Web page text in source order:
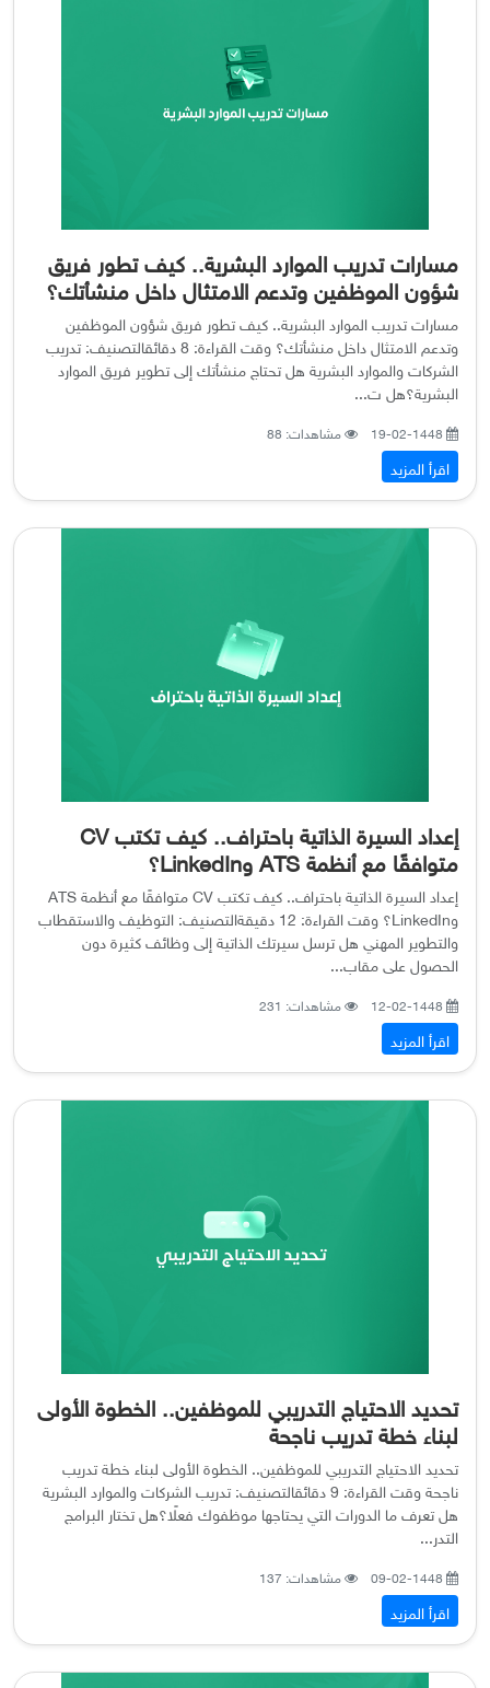
مسارات تدريب الموارد البشرية.. كيف تطور فريق
شؤون الموظفين وتدعم الامتثال داخل منشأتك؟
مسارات تدريب الموارد البشرية.. كيف تطور فريق شؤون الموظفين
وتدعم الامتثال داخل منشأتك؟ وقت القراءة: 8 دقائقالتصنيف: تدريب
الشركات والموارد البشرية هل تحتاج منشأتك إلى تطوير فريق الموارد
البشرية؟هل ت...
مشاهدات: 88
اقرأ المزيد
إعداد السيرة الذاتية باحتراف.. كيف تكتب CV
متوافقًا مع أنظمة ATS وLinkedIn؟
إعداد السيرة الذاتية باحتراف.. كيف تكتب CV متوافقًا مع أنظمة ATS
وLinkedIn؟ وقت القراءة: 12 دقيقةالتصنيف: التوظيف والاستقطاب
والتطوير المهني هل ترسل سيرتك الذاتية إلى وظائف كثيرة دون
الحصول على مقاب...
مشاهدات: 231
اقرأ المزيد
تحديد الاحتياج التدريبي للموظفين.. الخطوة الأولى
لبناء خطة تدريب ناجحة
تحديد الاحتياج التدريبي للموظفين.. الخطوة الأولى لبناء خطة تدريب
ناجحة وقت القراءة: 9 دقائقالتصنيف: تدريب الشركات والموارد البشرية
هل تعرف ما الدورات التي يحتاجها موظفوك فعلًا؟هل تختار البرامج
التدر...
مشاهدات: 137
اقرأ المزيد